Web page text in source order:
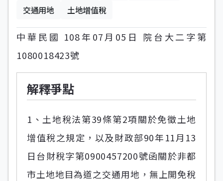
交通用地
土地增值稅
中華民國 108年07月05日 院台大二字第
1080018423號
解釋爭點
1、土地稅法第39條第2項關於免徵土地
增值稅之規定，以及財政部90年11月13
日台財稅字第0900457200號函關於非都
市土地地目為道之交通用地，無上開免稅